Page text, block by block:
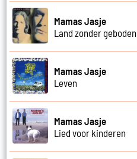
Mamas Jasje
Land zonder geboden
Mamas Jasje
Leven
Mamas Jasje
Lied voor kinderen